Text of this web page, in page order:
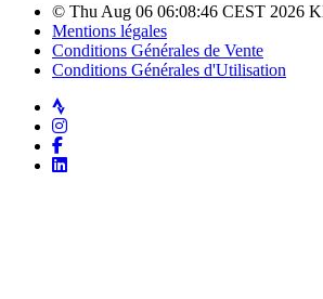
© Thu Aug 06 06:08:46 CEST 2026
Mentions légales
Conditions Générales de Vente
Conditions Générales d'Utilisation
Strava
Instagram
Facebook
LinkedIn